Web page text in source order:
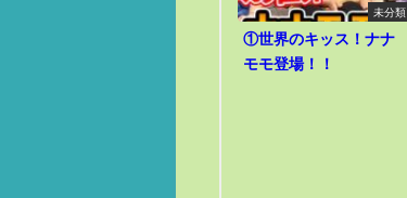
未分類
①世界のキッス！ナナ
モモ登場！！